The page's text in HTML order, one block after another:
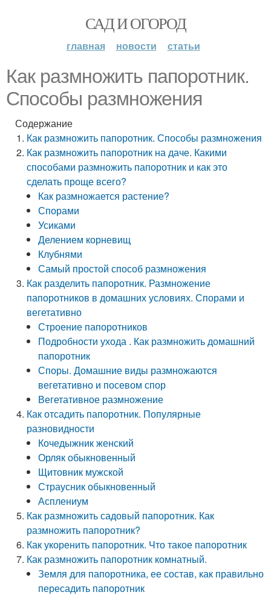
САД И ОГОРОД
главная новости статьи
Как размножить папоротник.
Способы размножения
Содержание
Как размножить папоротник. Способы размножения
Как размножить папоротник на даче. Какими
способами размножить папоротник и как это
сделать проще всего?
Как размножается растение?
Спорами
Усиками
Делением корневищ
Клубнями
Самый простой способ размножения
Как разделить папоротник. Размножение
папоротников в домашних условиях. Спорами и
вегетативно
Строение папоротников
Подробности ухода . Как размножить домашний
папоротник
Споры. Домашние виды размножаются
вегетативно и посевом спор
Вегетативное размножение
Как отсадить папоротник. Популярные
разновидности
Кочедыжник женский
Орляк обыкновенный
Щитовник мужской
Страусник обыкновенный
Асплениум
Как размножить садовый папоротник. Как
размножить папоротник?
Как укоренить папоротник. Что такое папоротник
Как размножить папоротник комнатный.
Земля для папоротника, ее состав, как правильно
пересадить папоротник